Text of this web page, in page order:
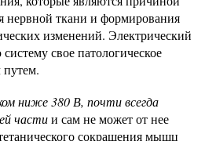
нервной ткани и формирования
изменений. Электрический
свое патологическое
путем.
ниже 380 В, почти всегда
частии сам не может от нее
сокращения мышц